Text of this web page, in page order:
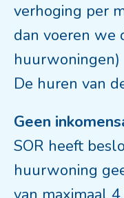
verhoging per
dan voeren we
huurwoningen)
De huren van
Geen
SOR heeft
huurwoning